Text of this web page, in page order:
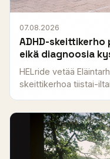
07.08.2026
ADHD-
eikä diagnoosia
HELride vetää
skeittikerhoa tiistai-